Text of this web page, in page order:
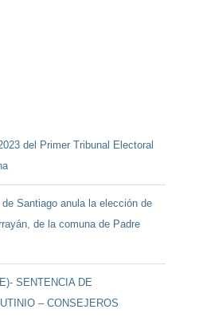
del Primer Tribunal Electoral
Santiago anula la elección de
de la comuna de Padre
SENTENCIA DE
– CONSEJEROS